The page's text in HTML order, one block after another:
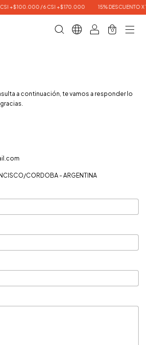
+$100.000 / 6 CSI +$170.000 15% DESCUENTO X
0
a continuación, te vamos a responder lo
CORDOBA - ARGENTINA